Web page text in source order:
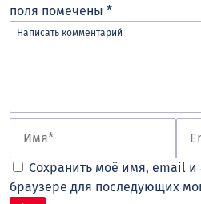
поля помечены *
Сохранить моё имя, email и
браузере для последующих